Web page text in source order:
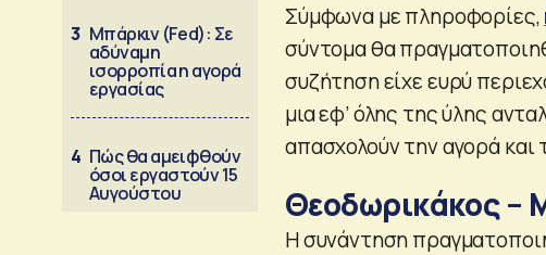
3 Μπάρκιν (Fed): Σε
αδύναμη
ισορροπία η αγορά
εργασίας
4 Πώς θα αμειφθούν
όσοι εργαστούν 15
Αυγούστου
Σύμφωνα με πληροφορίες,
σύντομα θα
συζήτηση είχε ευρύ
μια εφ’ όλης της ύλης
απασχολούν την αγορά
Θεοδωρικάκος –
Η συνάντηση